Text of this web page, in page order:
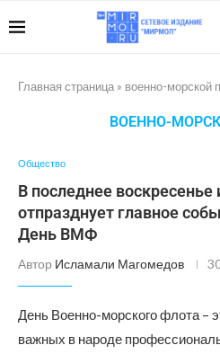
Главная страница » военно-морской
ВОЕННО-
Общество
В последнее
отпразднует главное
День ВМФ
Автор Исламали Магомедов
День Военно-морского флота –
важных в народе